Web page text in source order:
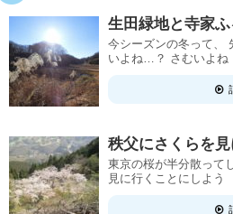
生田緑地と寺家ふ
今シーズンの冬って、
いよね…？ さむいよね
秩父にさくらを見
東京の桜が半分散って
見に行くことにしよう